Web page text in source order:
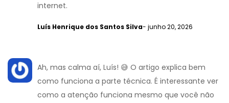
internet.
Luís Henrique dos Santos Silva- junho 20, 2026
Ah, mas calma aí, Luís! 😅 O artigo explica bem
como funciona a parte técnica. É interessante ver
como a atenção funciona mesmo que você não